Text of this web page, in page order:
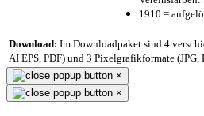
1910 =
Download: Im Downloadpaket sind 4
AI EPS, PDF) und 3 Pixelgrafikformate (JPG,
×
×